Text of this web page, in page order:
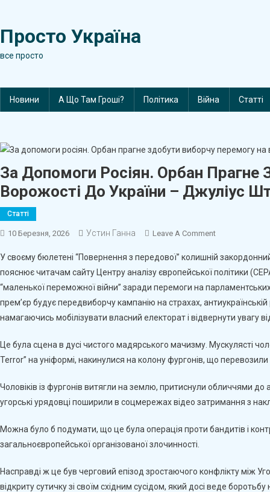
content
Просто Україна
все просто
Новини А Що Там Гроші? Політика Війна Статті
За Допомоги Росіян. Орбан
Ворожості До України – Джуліус
Статті
10 Березня, 2026 Устин Ганна Leave A CommentOn
Допомоги
Росіян.
Орбан
Прагне
Здобути
Перемогу
На
До
України
Джуліус
У своєму бюлетені “Повернення з передової” колишній
пояснює читачам сайту Центру аналізу європейської політики
“маленької переможної війни” заради перемоги на
прем’єр будує передвиборчу кампанію на страхах, антиукраїнській
намагаючись мобілізувати власний електорат і відвернути увагу
Це була сцена в дусі чистого мадярського мачизму. Мускулясті
Terror” на уніформі, накинулися на колону фургонів, що
Чоловіків із фургонів витягли на землю, притиснули обличчями до
угорські урядовці поширили в соцмережах відео затримання з
Можна було б подумати, що це була операція проти бандитів і
загальноєвропейської організованої злочинності.
Насправді ж це був черговий епізод зростаючого конфлікту між
відкриту сутичку зі своїм східним сусідом, який досі веде